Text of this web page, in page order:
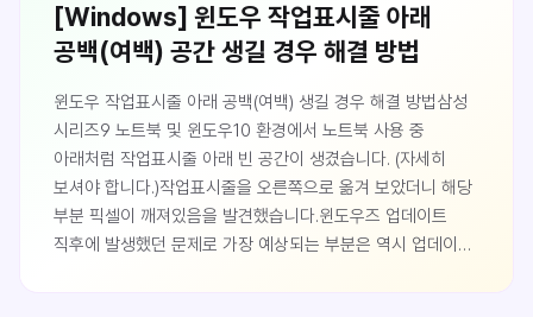
로 접근할 수도..
[Windows] 윈도우 작업표시줄 아래
공백(여백) 공간 생길 경우 해결 방법
윈도우 작업표시줄 아래 공백(여백) 생길 경우 해결 방법삼성
시리즈9 노트북 및 윈도우10 환경에서 노트북 사용 중
아래처럼 작업표시줄 아래 빈 공간이 생겼습니다. (자세히
보셔야 합니다.)작업표시줄을 오른쪽으로 옮겨 보았더니 해당
부분 픽셀이 깨져있음을 발견했습니다.윈도우즈 업데이트
직후에 발생했던 문제로 가장 예상되는 부분은 역시 업데이트